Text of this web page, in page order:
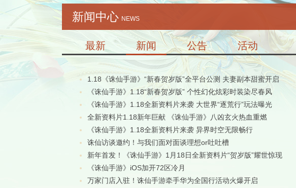
新闻中心 NEWS
最新 新闻 公告 活动
1.18《诛仙手游》“新春贺岁版”全平台公测 夫妻副本甜蜜开启
《诛仙手游》1.18“新春贺岁版” 个性幻化炫彩时装染尽春风
《诛仙手游》1.18全新资料片来袭 大世界“逐荒行”玩法曝光
全新资料片1.18新年巨献 《诛仙手游》八凶玄火热血重燃
《诛仙手游》1.18全新资料片来袭 异界时空无限畅行
诛仙访谈邀约！与我们面对面谈理想or吐吐槽
新年首发！《诛仙手游》1月18日全新资料片“贺岁版”耀世惊现
《诛仙手游》iOS加开72区冷月
万家门店入驻！诛仙手游牵手华为全国行活动火爆开启